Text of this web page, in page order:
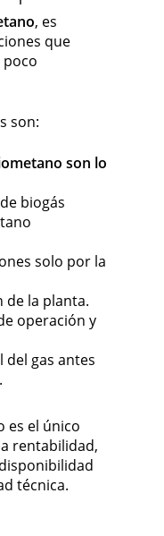
, es
que
poco
son:
son lo
biogás
solo por la
de la planta.
operación y
del gas antes
es el único
rentabilidad,
técnica.